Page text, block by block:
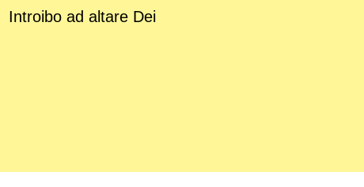
Introibo ad altare Dei